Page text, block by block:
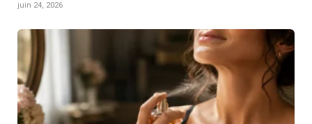
juin 24, 2026